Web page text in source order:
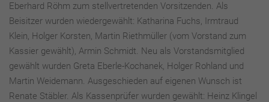
Eberhard Röhm zum stellvertretenden Vorsitzenden. Als
Beisitzer wurden wiedergewählt: Katharina Fuchs, Irmtraud
Klein, Holger Korsten, Martin Riethmüller (vom Vorstand zum
Kassier gewählt), Armin Schmidt. Neu als Vorstandsmitglied
gewählt wurden Greta Eberle-Kochanek, Holger Rohland und
Martin Weidemann. Ausgeschieden auf eigenen Wunsch ist
Renate Stäbler. Als Kassenprüfer wurden gewählt: Heinz Klingel